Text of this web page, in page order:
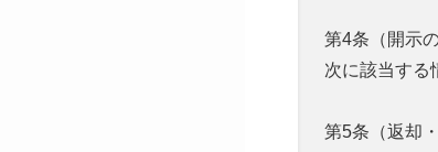
第4条（開示の
次に該当する
第5条（返却・